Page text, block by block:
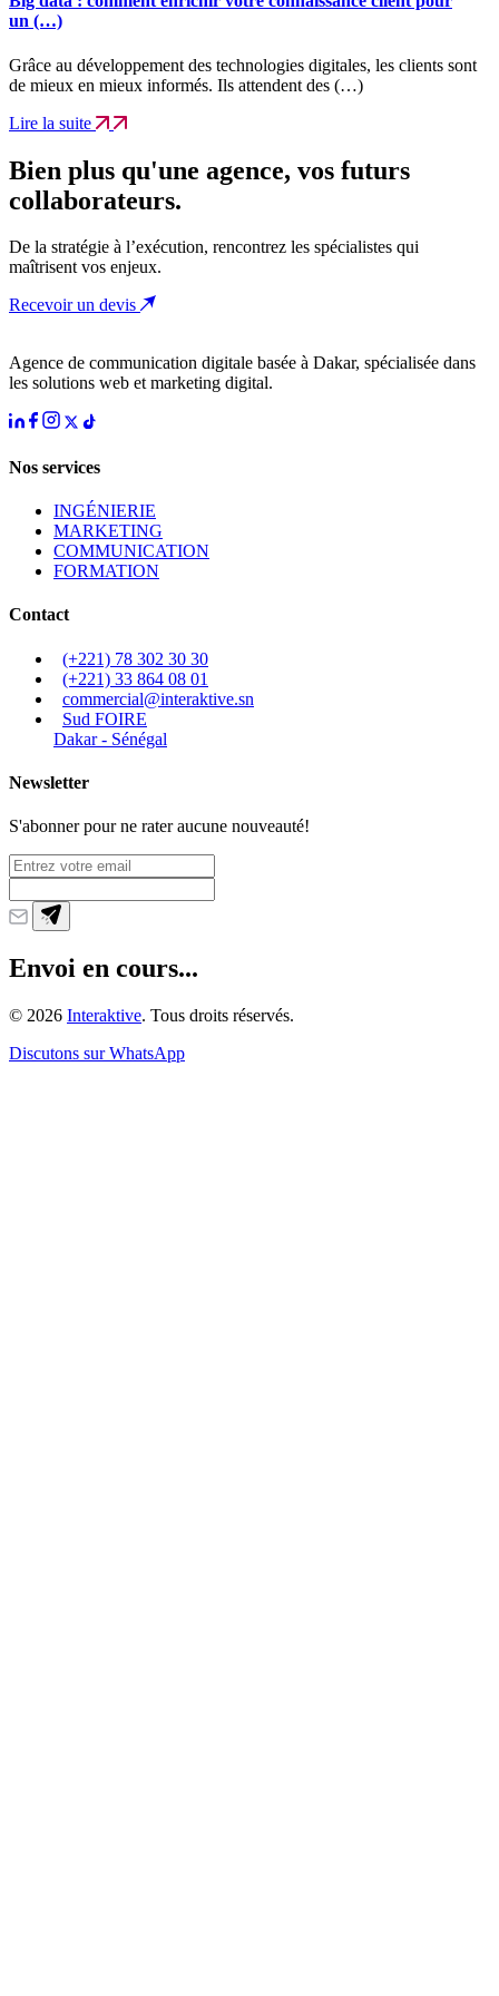
un (…)
Grâce au développement des technologies digitales, les clients sont
de mieux en mieux informés. Ils attendent des (…)
Lire la suite
Bien plus qu'une agence, vos futurs
collaborateurs.
De la stratégie à l’exécution, rencontrez les spécialistes qui
maîtrisent vos enjeux.
Recevoir un devis
Agence de communication digitale basée à Dakar, spécialisée dans
les solutions web et marketing digital.
Nos services
INGÉNIERIE
MARKETING
COMMUNICATION
FORMATION
Contact
(+221) 78 302 30 30
(+221) 33 864 08 01
commercial@interaktive.sn
Sud FOIRE
Dakar - Sénégal
Newsletter
S'abonner pour ne rater aucune nouveauté!
Envoi en cours...
© 2026 Interaktive. Tous droits réservés.
Discutons sur WhatsApp